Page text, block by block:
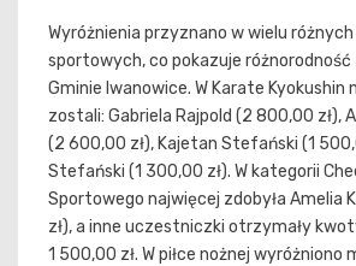
Wyróżnienia przyznano w wielu
sportowych, co pokazuje
Gminie Iwanowice. W Karate Kyokushin
zostali: Gabriela Rajpold (2 800,00 zł),
(2 600,00 zł), Kajetan Stefański (1
Stefański (1 300,00 zł). W kategorii
Sportowego najwięcej zdobyła Amelia
zł), a inne uczestniczki otrzymały
1 500,00 zł. W piłce nożnej wyróżniono